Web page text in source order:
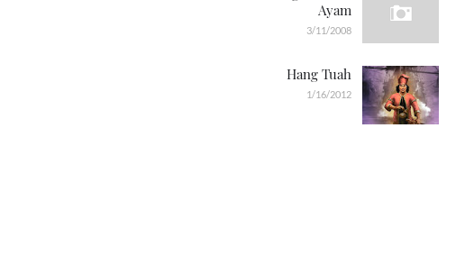
Ayam
3/11/2008
Hang Tuah
1/16/2012